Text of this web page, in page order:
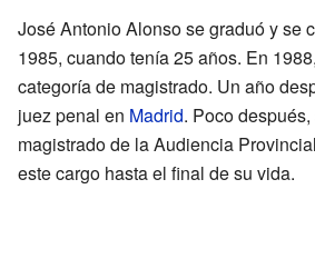
José Antonio Alonso se graduó y se
1985, cuando tenía 25 años. En
categoría de magistrado. Un año
juez penal en Madrid. Poco
magistrado de la Audiencia
este cargo hasta el final de su vida.